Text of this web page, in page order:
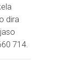
dira
714.